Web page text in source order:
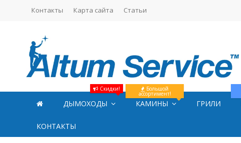
Контакты Карта сайта Статьи
ДЫМОХОДЫ
Скидки!
КАМИНЫ
Большой
ассортимент!
ГРИЛИ
КОНТАКТЫ